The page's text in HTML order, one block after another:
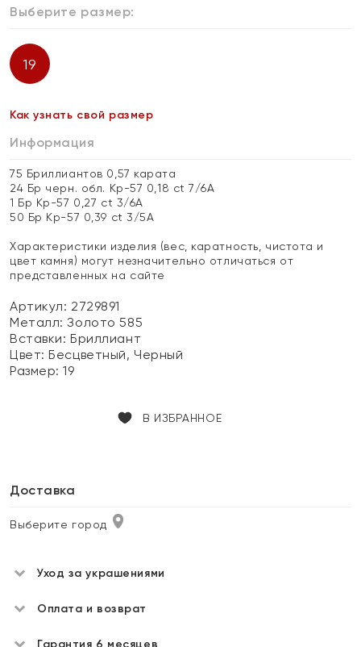
Выберите размер:
19
Как узнать свой размер
Информация
75 Бриллиантов 0,57 карата
24 Бр черн. обл. Кр-57 0,18 ct 7/6А
1 Бр Кр-57 0,27 ct 3/6А
50 Бр Кр-57 0,39 ct 3/5А
Характеристики изделия (вес, каратность, чистота и
цвет камня) могут незначительно отличаться от
представленных на сайте
Артикул: 2729891
Металл:Золото 585
Вставки:Бриллиант
Цвет:Бесцветный, Черный
Размер:19
В ИЗБРАННОЕ
Доставка
Выберите город
Уход за украшениями
Оплата и возврат
Гарантия 6 месяцев